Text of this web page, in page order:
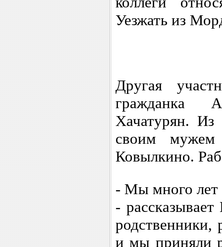
Уезжать из
Другая
гражданка
Хачатурян. Из
своим
Ковылкино.
- Мы много лет
-
родственники,
и мы приняли